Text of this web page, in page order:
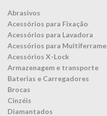
Abrasivos
Acessórios para Fixação
Acessórios para Lavadora
Acessórios para
Acessórios X-Lock
Armazenagem e transporte
Baterias e Carregadores
Brocas
Cinzéis
Diamantados